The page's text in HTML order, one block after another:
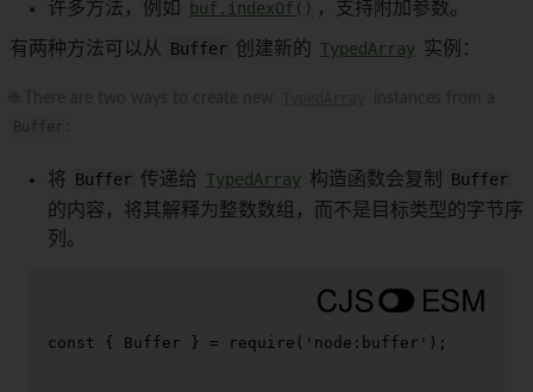
许多方法，例如 buf.indexOf() ，支持附加参数。
有两种方法可以从 Buffer 创建新的 TypedArray 实例：
将 Buffer 传递给 TypedArray 构造函数会复制
Buffer
的内容，将其解释为整数数组，而不是目标类型的字节序
列。
const { Buffer } = require ( 'node:buffer' );